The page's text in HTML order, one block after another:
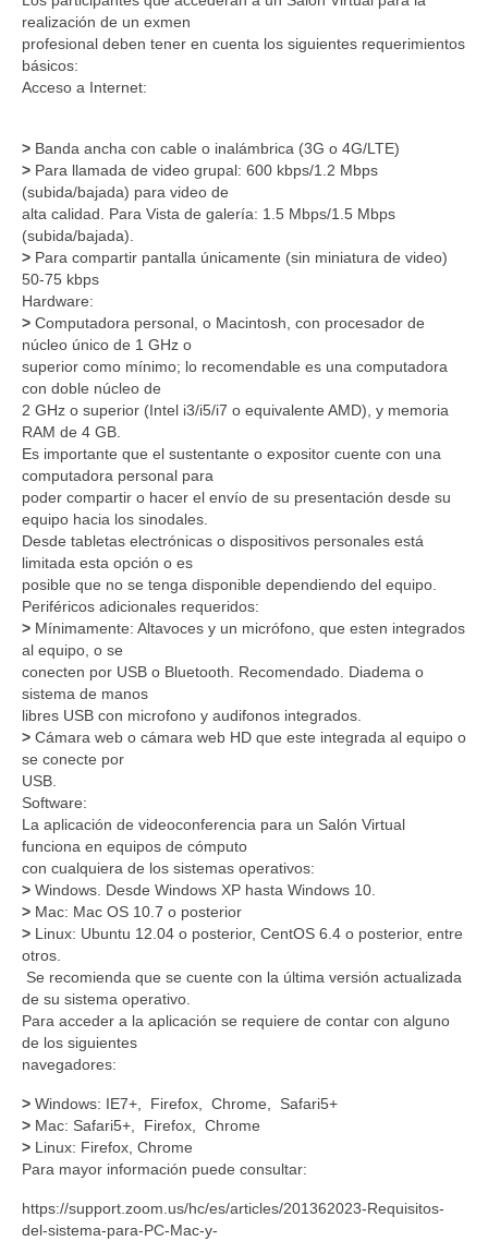
realización de un exmen
profesional deben tener en cuenta los siguientes requerimientos
básicos:
Acceso a Internet:
> Banda ancha con cable o inalámbrica (3G o 4G/LTE)
> Para llamada de video grupal: 600 kbps/1.2 Mbps
(subida/bajada) para video de
alta calidad. Para Vista de galería: 1.5 Mbps/1.5 Mbps
(subida/bajada).
> Para compartir pantalla únicamente (sin miniatura de video)
50-75 kbps
Hardware:
> Computadora personal, o Macintosh, con procesador de
núcleo único de 1 GHz o
superior como mínimo; lo recomendable es una computadora
con doble núcleo de
2 GHz o superior (Intel i3/i5/i7 o equivalente AMD), y memoria
RAM de 4 GB.
Es importante que el sustentante o expositor cuente con una
computadora personal para
poder compartir o hacer el envío de su presentación desde su
equipo hacia los sinodales.
Desde tabletas electrónicas o dispositivos personales está
limitada esta opción o es
posible que no se tenga disponible dependiendo del equipo.
Periféricos adicionales requeridos:
> Mínimamente: Altavoces y un micrófono, que esten integrados
al equipo, o se
conecten por USB o Bluetooth. Recomendado. Diadema o
sistema de manos
libres USB con microfono y audifonos integrados.
> Cámara web o cámara web HD que este integrada al equipo o
se conecte por
USB.
Software:
La aplicación de videoconferencia para un Salón Virtual
funciona en equipos de cómputo
con cualquiera de los sistemas operativos:
> Windows. Desde Windows XP hasta Windows 10.
> Mac: Mac OS 10.7 o posterior
> Linux: Ubuntu 12.04 o posterior, CentOS 6.4 o posterior, entre
otros.
Se recomienda que se cuente con la última versión actualizada
de su sistema operativo.
Para acceder a la aplicación se requiere de contar con alguno
de los siguientes
navegadores:
> Windows: IE7+, Firefox, Chrome, Safari5+
> Mac: Safari5+, Firefox, Chrome
> Linux: Firefox, Chrome
Para mayor información puede consultar:
https://support.zoom.us/hc/es/articles/201362023-Requisitos-
del-sistema-para-PC-Mac-y-